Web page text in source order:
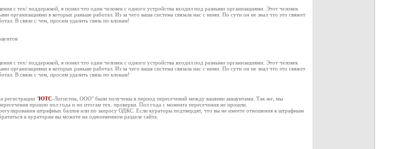
с тех/ поддержкой, я понял что один человек с одного устройства входил под разными организациями. Этот человек
организациями в которых раньше работал. Из за чего ваша система связала нас с ними. По сути он не знал что это свяжет
В связи с чем, просим удалить связь по клонам!
с тех/ поддержкой, я понял что один человек с одного устройства входил под разными организациями. Этот человек
организациями в которых раньше работал. Из за чего ваша система связала нас с ними. По сути он не знал что это свяжет
В связи с чем, просим удалить связь по клонам!
регистрации "ЮТС-Логистик, ООО" были получены в период пересечений между вашими аккаунтами. Так же, мы
прошло пол года и по итогам тех. проверки. Пол года с момента пересечения не прошли.
штрафных баллов или по запросу ОДКС. Если кураторы подтвердят, что вы не имеете отношения к штрафным
к кураторам вы можете на одноименном разделе сайта.